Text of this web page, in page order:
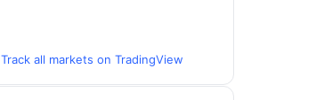
Track all markets on TradingView